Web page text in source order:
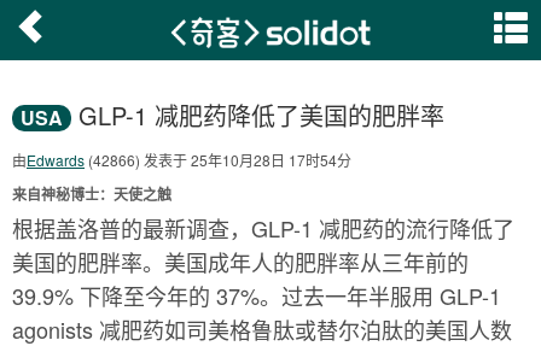
USA GLP-1 减肥药降低了美国的肥胖率
由Edwards (42866) 发表于 25年10月28日 17时54分
来自神秘博士：天使之触
根据盖洛普的最新调查，GLP-1 减肥药的流行降低了
美国的肥胖率。美国成年人的肥胖率从三年前的
39.9% 下降至今年的 37%。过去一年半服用 GLP-1
agonists 减肥药如司美格鲁肽或替尔泊肽的美国人数